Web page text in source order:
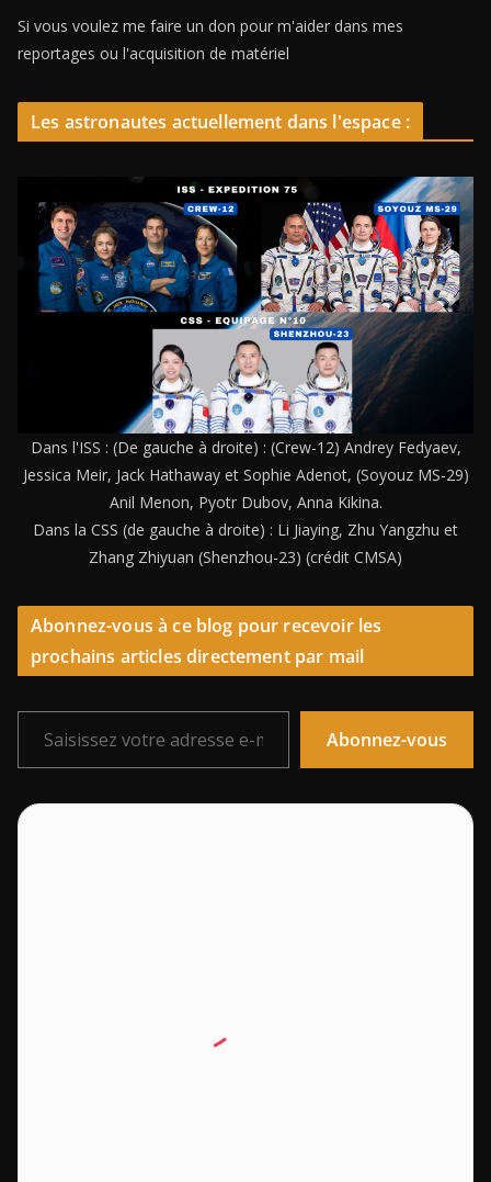
Si vous voulez me faire un don pour m'aider dans mes
reportages ou l'acquisition de matériel
Les astronautes actuellement dans l'espace :
Dans l'ISS : (De gauche à droite) : (Crew-12) Andrey Fedyaev,
Jessica Meir, Jack Hathaway et Sophie Adenot, (Soyouz MS-29)
Anil Menon, Pyotr Dubov, Anna Kikina.
Dans la CSS (de gauche à droite) : Li Jiaying, Zhu Yangzhu et
Zhang Zhiyuan (Shenzhou-23) (crédit CMSA)
Abonnez-vous à ce blog pour recevoir les
prochains articles directement par mail
Saisissez votre adresse e-mail…
Abonnez-vous